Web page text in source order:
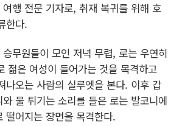
여행 전문 기자로, 취재 복귀를 위해 호
한다.
무원들이 모인 저녁 무렵, 로는 우연히
젊은 여성이 들어가는 것을 목격하고
나오는 사람의 실루엣을 본다. 이후 갑
물 튀기는 소리를 들은 로는 발코니에
떨어지는 장면을 목격한다.